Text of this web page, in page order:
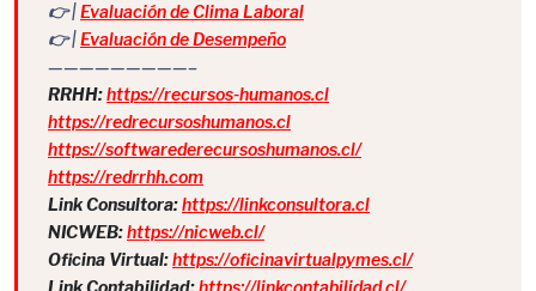
👉 |Evaluación de Clima Laboral
👉 |Evaluación de Desempeño
—————————–
RRHH:https://recursos-humanos.cl
https://redrecursoshumanos.cl
https://softwarederecursoshumanos.cl/
https://redrrhh.com
Link Consultora:https://linkconsultora.cl
NICWEB:https://nicweb.cl/
Oficina Virtual:https://oficinavirtualpymes.cl/
Link Contabilidad:https://linkcontabilidad.cl/